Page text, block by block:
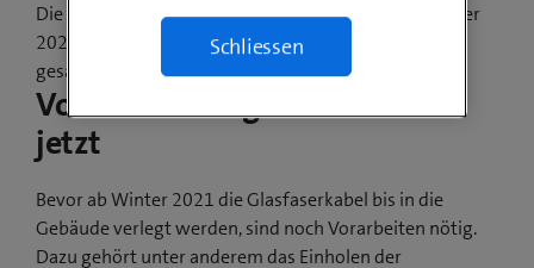
Die ersten sichtbaren Bauarbeiten beginnen im Winter
2021. Die Glasfasererschliessung erfolgt auf dem
gesamten Gemeindegebiet.
Vorarbeiten beginnen bereits
jetzt
Bevor ab Winter 2021 die Glasfaserkabel bis in die
Gebäude verlegt werden, sind noch Vorarbeiten nötig.
Dazu gehört unter anderem das Einholen der
Schliessen